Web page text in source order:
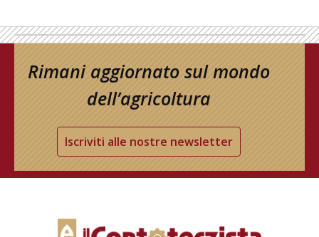
Rimani aggiornato sul mondo
dell’agricoltura
Iscriviti alle nostre newsletter